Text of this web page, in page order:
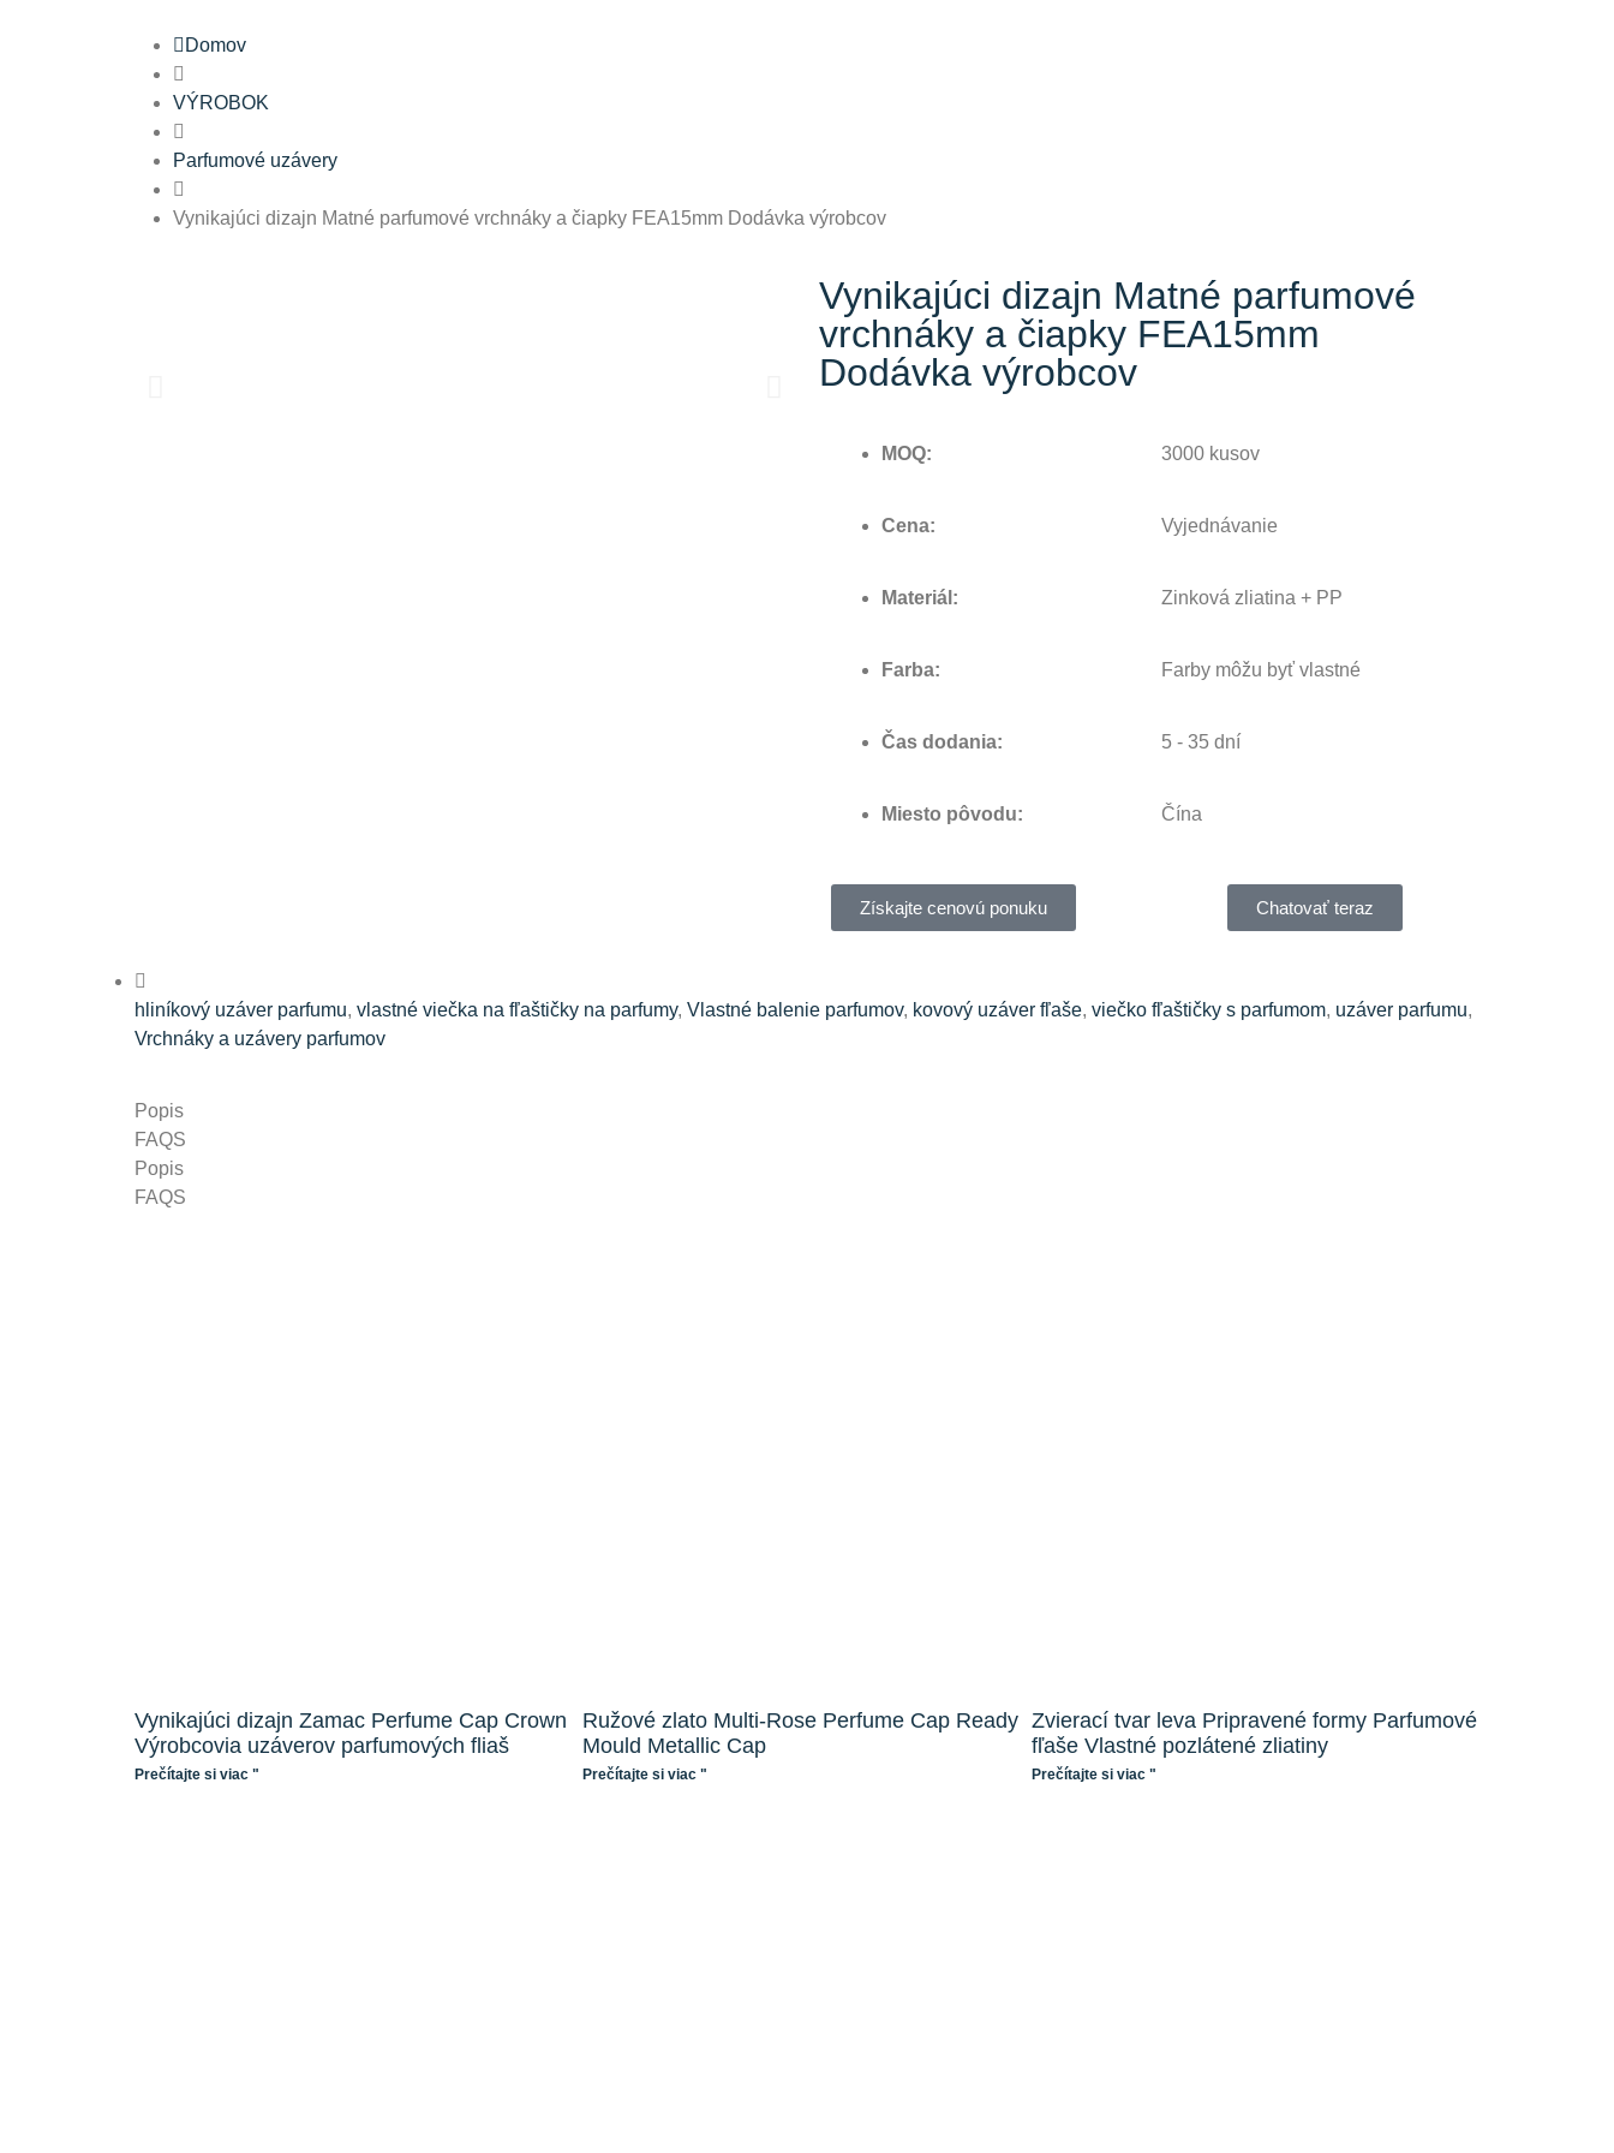
Domov
VÝROBOK
Parfumové uzávery
Vynikajúci dizajn Matné parfumové vrchnáky a čiapky FEA15mm Dodávka výrobcov
Vynikajúci dizajn Matné parfumové
vrchnáky a čiapky FEA15mm
Dodávka výrobcov
MOQ:
Cena:
Materiál:
Farba:
Čas dodania:
Miesto pôvodu:
3000 kusov
Vyjednávanie
Zinková zliatina + PP
Farby môžu byť vlastné
5 - 35 dní
Čína
Získajte cenovú ponuku Chatovať teraz
hliníkový uzáver parfumu, vlastné viečka na fľaštičky na parfumy, Vlastné balenie parfumov, kovový uzáver fľaše, viečko fľaštičky s parfumom, uzáver parfumu,
Vrchnáky a uzávery parfumov
Popis
FAQS
Popis
FAQS
Vynikajúci dizajn Zamac Perfume Cap Crown
Výrobcovia uzáverov parfumových fliaš
Prečítajte si viac "
Ružové zlato Multi-Rose Perfume Cap Ready
Mould Metallic Cap
Prečítajte si viac "
Zvierací tvar leva Pripravené formy Parfumové
fľaše Vlastné pozlátené zliatiny
Prečítajte si viac "